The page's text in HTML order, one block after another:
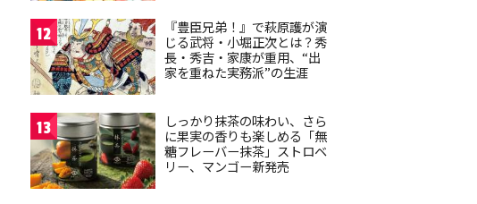
12
『豊臣兄弟！』で萩原護が演
じる武将・小堀正次とは？秀
長・秀吉・家康が重用、“出
家を重ねた実務派”の生涯
13
しっかり抹茶の味わい、さら
に果実の香りも楽しめる「無
糖フレーバー抹茶」ストロベ
リー、マンゴー新発売